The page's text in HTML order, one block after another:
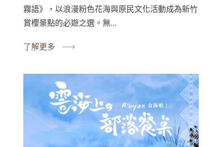
霧語》，以浪漫粉色花海與原民文化活動成為新竹
賞櫻景點的必遊之選。無...
了解更多